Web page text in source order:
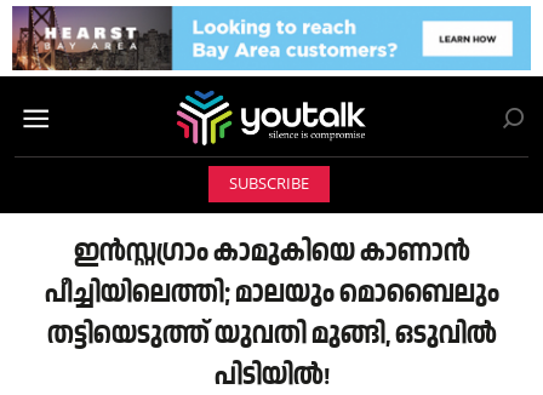
SUBSCRIBE
ഇൻസ്റ്റഗ്രാം കാമുകിയെ കാണാൻ
പീച്ചിയിലെത്തി; മാലയും മൊബൈലും
തട്ടിയെടുത്ത് യുവതി മുങ്ങി, ഒടുവിൽ
പിടിയിൽ!